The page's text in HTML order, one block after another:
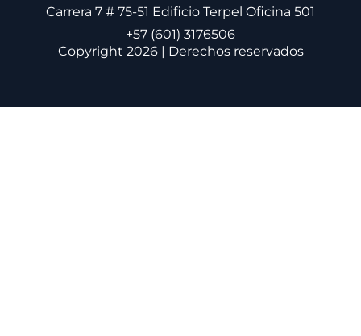
Carrera 7 # 75-51 Edificio Terpel Oficina 501
+57 (601) 3176506
Copyright 2026 | Derechos reservados